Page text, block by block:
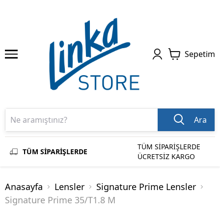
Sepetim
Ara
TÜM SİPARİŞLERDE
TÜM SİPARİŞLERDE
ÜCRETSİZ KARGO
Anasayfa Lensler
Signature Prime Lensler
Signature Prime 35/T1.8 M